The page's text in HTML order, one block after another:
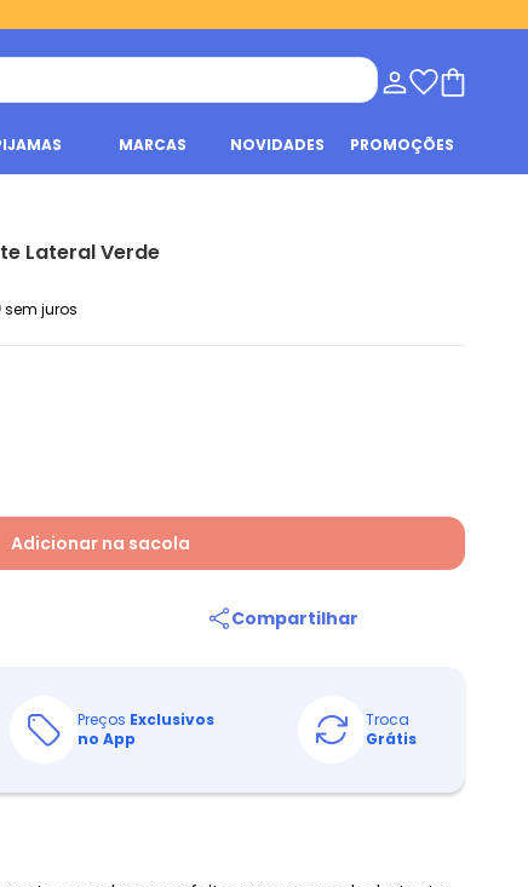
MARCAS NOVIDADES PROMOÇÕES
Lateral Verde
sem juros
Adicionar na sacola
Compartilhar
Preços Exclusivos
no App
Troca
Grátis